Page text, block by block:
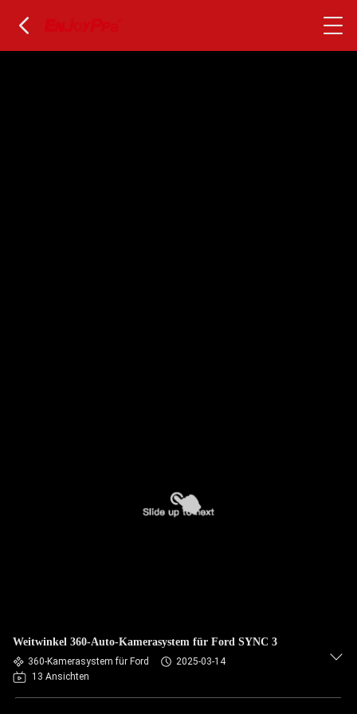
Weitwinkel 360-Auto-Kamerasystem für Ford SYNC 3
360-Kamerasystem für Ford
2025-03-14
13 Ansichten